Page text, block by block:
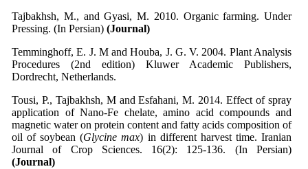
Tajbakhsh, M., and Gyasi, M. 2010. Organic farming. Under
Pressing. (In Persian) (Journal)
Temminghoff, E. J. M and Houba, J. G. V. 2004. Plant Analysis
Procedures (2nd edition) Kluwer Academic Publishers,
Dordrecht, Netherlands.
Tousi, P., Tajbakhsh, M and Esfahani, M. 2014. Effect of spray
application of Nano-Fe chelate, amino acid compounds and
magnetic water on protein content and fatty acids composition of
oil of soybean (Glycine max) in different harvest time. Iranian
Journal of Crop Sciences. 16(2): 125-136. (In Persian)
(Journal)